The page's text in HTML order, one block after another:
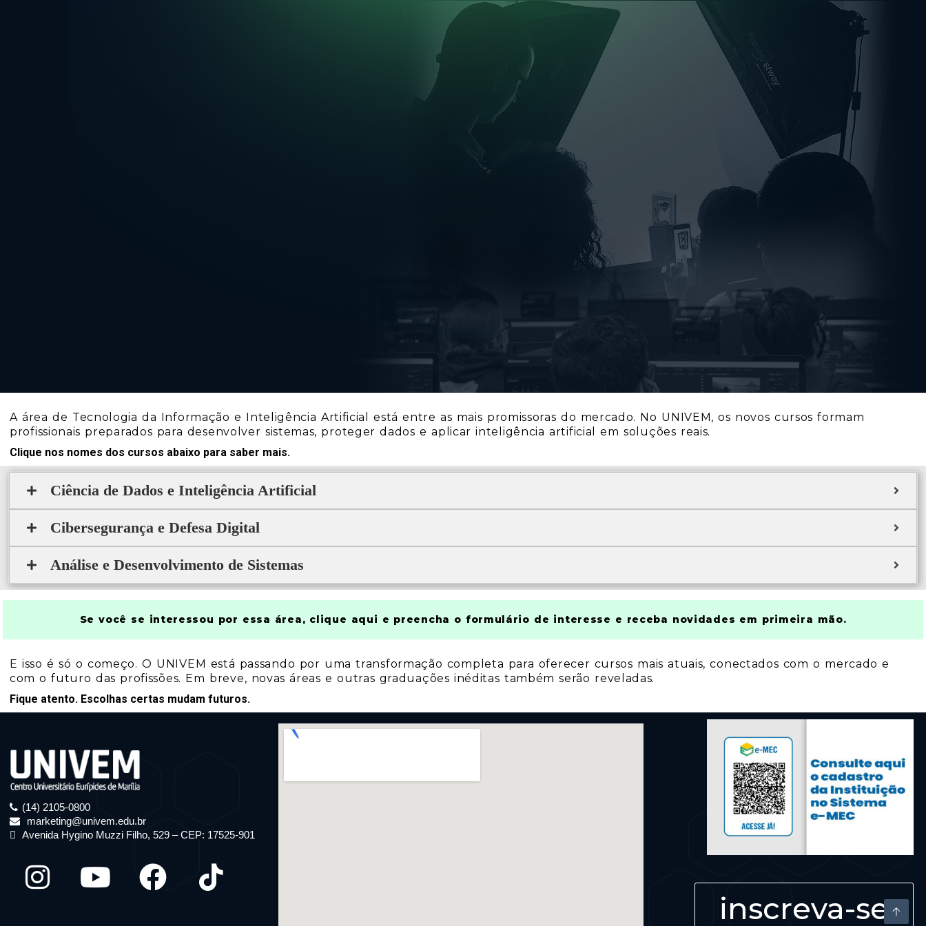
A área de Tecnologia da Informação e Inteligência Artificial está entre as mais promissoras do mercado. No UNIVEM, os novos cursos formam
profissionais preparados para desenvolver sistemas, proteger dados e aplicar inteligência artificial em soluções reais.
Clique nos nomes dos cursos abaixo para saber mais.
Ciência de Dados e Inteligência Artificial
Cibersegurança e Defesa Digital
Análise e Desenvolvimento de Sistemas
Se você se interessou por essa área, clique aqui e preencha o formulário de interesse e receba novidades em primeira mão.
E isso é só o começo. O UNIVEM está passando por uma transformação completa para oferecer cursos mais atuais, conectados com o mercado e
com o futuro das profissões. Em breve, novas áreas e outras graduações inéditas também serão reveladas.
Fique atento. Escolhas certas mudam futuros.
(14) 2105-0800
marketing@univem.edu.br
Avenida Hygino Muzzi Filho, 529 – CEP: 17525-901
inscreva-se